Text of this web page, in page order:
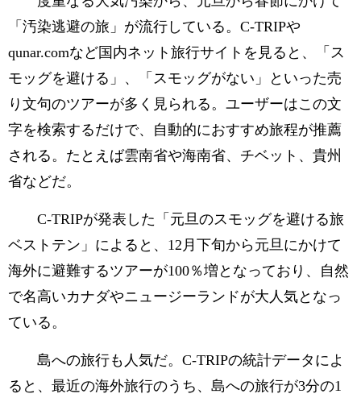
「汚染逃避の旅」が流行している。C-TRIPや
qunar.comなど国内ネット旅行サイトを見ると、「ス
モッグを避ける」、「スモッグがない」といった売
り文句のツアーが多く見られる。ユーザーはこの文
字を検索するだけで、自動的におすすめ旅程が推薦
される。たとえば雲南省や海南省、チベット、貴州
省などだ。
C-TRIPが発表した「元旦のスモッグを避ける旅
ベストテン」によると、12月下旬から元旦にかけて
海外に避難するツアーが100％増となっており、自然
で名高いカナダやニュージーランドが大人気となっ
ている。
島への旅行も人気だ。C-TRIPの統計データによ
ると、最近の海外旅行のうち、島への旅行が3分の1